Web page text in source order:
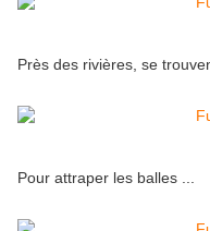
Près des rivières, se
Pour attraper les balles ...